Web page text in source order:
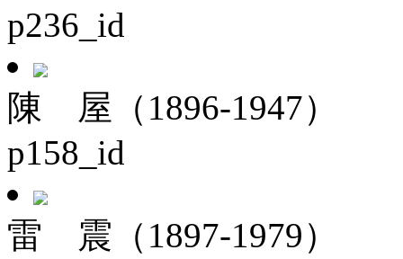
p236_id
陳 屋（1896-1947）
p158_id
雷 震（1897-1979）